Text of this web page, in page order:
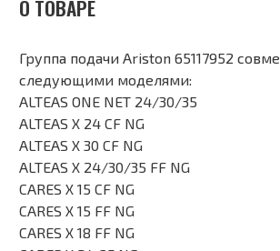
О ТОВАРЕ
Группа подачи Ariston 65117952
следующими моделями:
ALTEAS ONE NET 24/30/35
ALTEAS X 24 CF NG
ALTEAS X 30 CF NG
ALTEAS X 24/30/35 FF NG
CARES X 15 CF NG
CARES X 15 FF NG
CARES X 18 FF NG